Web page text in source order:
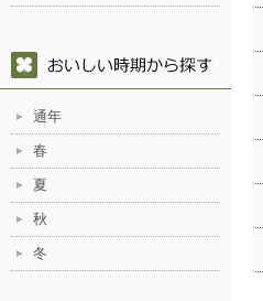
通年
春
夏
秋
冬